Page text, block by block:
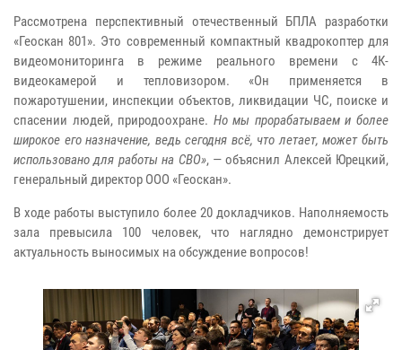
Рассмотрена перспективный отечественный БПЛА разработки
«Геоскан 801». Это современный компактный квадрокоптер для
видеомониторинга в режиме реального времени с 4К-
видеокамерой и тепловизором. «Он применяется в
пожаротушении, инспекции объектов, ликвидации ЧС, поиске и
спасении людей, природоохране. Но мы прорабатываем и более
широкое его назначение, ведь сегодня всё, что летает, может быть
использовано для работы на СВО», — объяснил Алексей Юрецкий,
генеральный директор ООО «Геоскан».
В ходе работы выступило более 20 докладчиков. Наполняемость
зала превысила 100 человек, что наглядно демонстрирует
актуальность выносимых на обсуждение вопросов!